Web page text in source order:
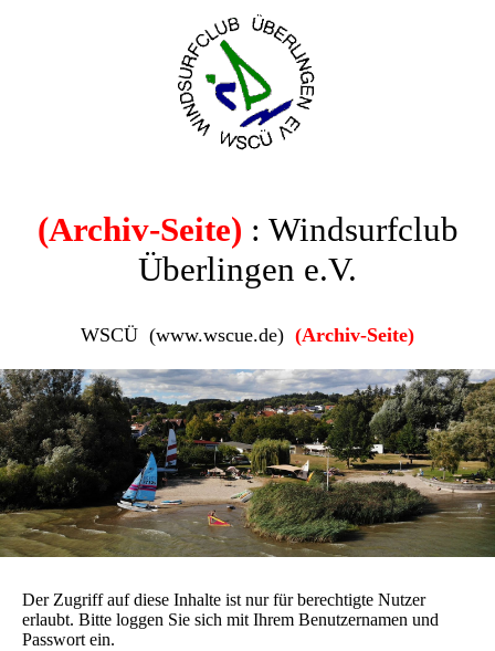
(Archiv-Seite) : Windsurfclub
Überlingen e.V.
WSCÜ (www.wscue.de) (Archiv-Seite)
Der Zugriff auf diese Inhalte ist nur für berechtigte Nutzer
erlaubt. Bitte loggen Sie sich mit Ihrem Benutzernamen und
Passwort ein.